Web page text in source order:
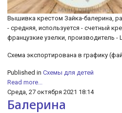
Вышивка крестом Зайка-балерина,
- средняя, используется - счетный
французкие узелки, производитель -
Схема экспортирована в графику
Published in Схемы для детей
Read more...
Среда, 27 октября 2021 18:14
Балерина